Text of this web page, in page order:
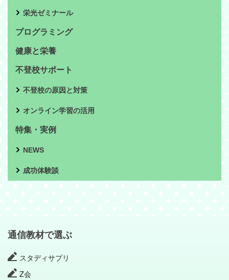
栄光ゼミナール
プログラミング
健康と栄養
不登校サポート
不登校の原因と対策
オンライン学習の活用
特集・実例
NEWS
成功体験談
通信教材で選ぶ
スタディサプリ
Z会